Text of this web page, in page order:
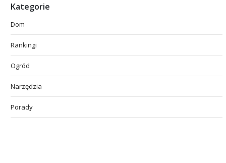
Kategorie
Dom
Rankingi
Ogród
Narzędzia
Porady